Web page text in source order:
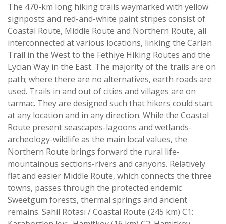
The 470-km long hiking trails waymarked with yellow
signposts and red-and-white paint stripes consist of
Coastal Route, Middle Route and Northern Route, all
interconnected at various locations, linking the Carian
Trail in the West to the Fethiye Hiking Routes and the
Lycian Way in the East. The majority of the trails are on
path; where there are no alternatives, earth roads are
used. Trails in and out of cities and villages are on
tarmac. They are designed such that hikers could start
at any location and in any direction. While the Coastal
Route present seascapes-lagoons and wetlands-
archeology-wildlife as the main local values, the
Northern Route brings forward the rural life-
mountainous sections-rivers and canyons. Relatively
flat and easier Middle Route, which connects the three
towns, passes through the protected endemic
Sweetgum forests, thermal springs and ancient
remains. Sahil Rotası / Coastal Route (245 km) C1: